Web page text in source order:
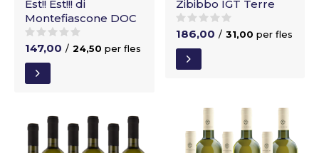
Est!! Est!!! di
Montefiascone DOC
147,00 / 24,50 per fles
Zibibbo IGT Terre
186,00 / 31,00 per fles